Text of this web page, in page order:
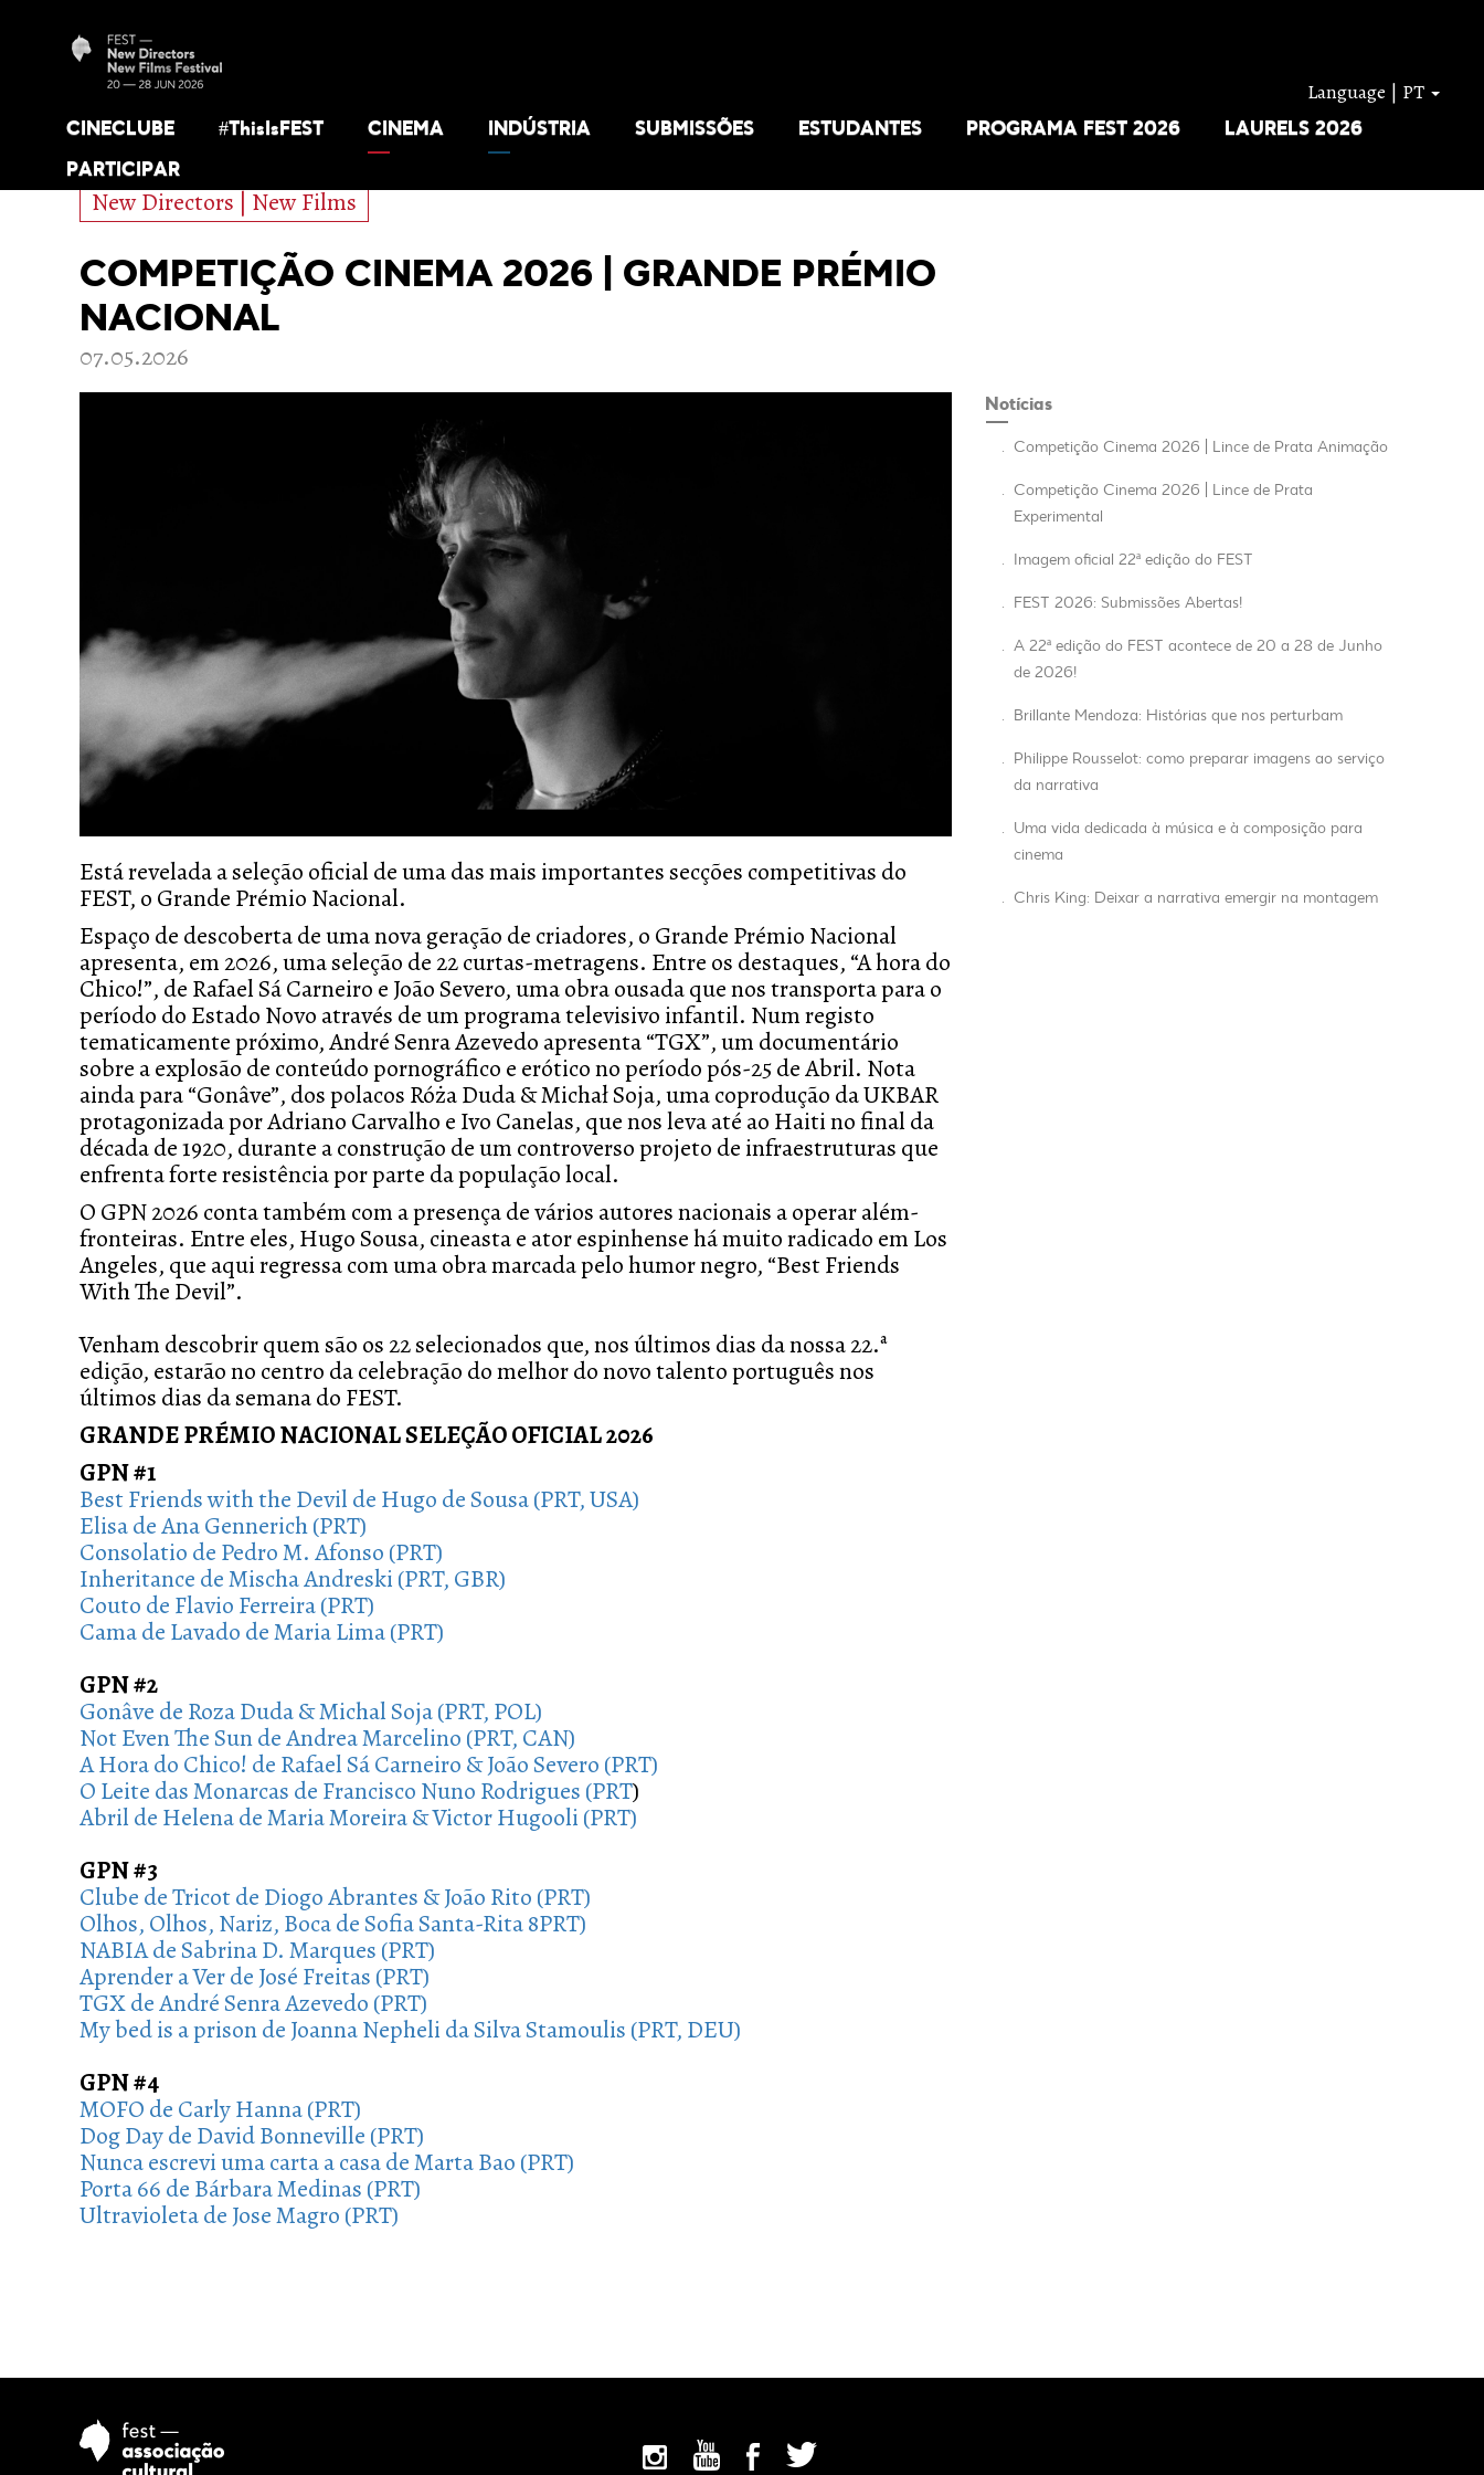
CINECLUBE #ThisIsFEST CINEMA INDÚSTRIA SUBMISSÕES ESTUDANTES PROGRAMA FEST 2026
LAURELS 2026
PARTICIPAR
Language | PT
New Directors | New Films
COMPETIÇÃO CINEMA 2026 | GRANDE PRÉMIO
NACIONAL
07.05.2026
Está revelada a seleção oficial de uma das mais importantes secções competitivas do
FEST, o Grande Prémio Nacional.
Espaço de descoberta de uma nova geração de criadores, o Grande Prémio Nacional
apresenta, em 2026, uma seleção de 22 curtas-metragens. Entre os destaques, “A hora do
Chico!”, de Rafael Sá Carneiro e João Severo, uma obra ousada que nos transporta para o
período do Estado Novo através de um programa televisivo infantil. Num registo
tematicamente próximo, André Senra Azevedo apresenta “TGX”, um documentário
sobre a explosão de conteúdo pornográfico e erótico no período pós-25 de Abril. Nota
ainda para “Gonâve”, dos polacos Róża Duda & Michał Soja, uma coprodução da UKBAR
protagonizada por Adriano Carvalho e Ivo Canelas, que nos leva até ao Haiti no final da
década de 1920, durante a construção de um controverso projeto de infraestruturas que
enfrenta forte resistência por parte da população local.
O GPN 2026 conta também com a presença de vários autores nacionais a operar além-
fronteiras. Entre eles, Hugo Sousa, cineasta e ator espinhense há muito radicado em Los
Angeles, que aqui regressa com uma obra marcada pelo humor negro, “Best Friends
With The Devil”.
Venham descobrir quem são os 22 selecionados que, nos últimos dias da nossa 22.ª
edição, estarão no centro da celebração do melhor do novo talento portuguêsnos
últimos dias da semana do FEST.
GRANDE PRÉMIO NACIONAL SELEÇÃO OFICIAL 2026
GPN #1
Best Friends with the Devil de Hugo de Sousa (PRT, USA)
Elisa de Ana Gennerich (PRT)
Consolatio de Pedro M. Afonso (PRT)
Inheritance de Mischa Andreski (PRT, GBR)
Couto de Flavio Ferreira (PRT)
Cama de Lavado de Maria Lima (PRT)
GPN #2
Gonâve de Roza Duda & Michal Soja (PRT, POL)
Not Even The Sun de Andrea Marcelino (PRT, CAN)
A Hora do Chico! de Rafael Sá Carneiro & João Severo (PRT)
O Leite das Monarcas de Francisco Nuno Rodrigues (PRT)
Abril de Helena de Maria Moreira & Victor Hugooli (PRT)
GPN #3
Clube de Tricot de Diogo Abrantes & João Rito (PRT)
Olhos, Olhos, Nariz, Boca de Sofia Santa-Rita 8PRT)
NABIA de Sabrina D. Marques (PRT)
Aprender a Ver de José Freitas (PRT)
TGX de André Senra Azevedo (PRT)
My bed is a prison de Joanna Nepheli da Silva Stamoulis (PRT, DEU)
GPN #4
MOFO de Carly Hanna (PRT)
Dog Day de David Bonneville (PRT)
Nunca escrevi uma carta a casa de Marta Bao (PRT)
Porta 66 de Bárbara Medinas (PRT)
Ultravioleta de Jose Magro (PRT)
Notícias
. Competição Cinema 2026 | Lince de Prata Animação
.
Competição Cinema 2026 | Lince de Prata
Experimental
. Imagem oficial 22ª edição do FEST
. FEST 2026: Submissões Abertas!
. A 22ª edição do FEST acontece de 20 a 28 de Junho
de 2026!
. Brillante Mendoza: Histórias que nos perturbam
.
Philippe Rousselot: como preparar imagens ao serviço
da narrativa
.
Uma vida dedicada à música e à composição para
cinema
. Chris King: Deixar a narrativa emergir na montagem